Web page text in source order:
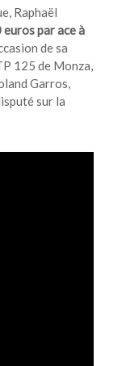
Raphaël
euros par ace à
de sa
125 de Monza,
Garros,
sur la